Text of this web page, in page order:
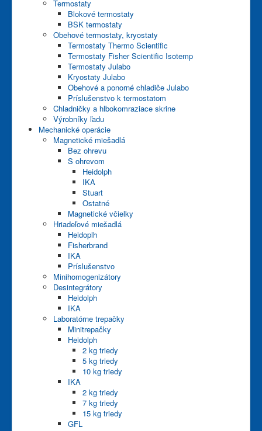
Termostaty
Blokové termostaty
BSK termostaty
Obehové termostaty, kryostaty
Termostaty Thermo Scientific
Termostaty Fisher Scientific Isotemp
Termostaty Julabo
Kryostaty Julabo
Obehové a ponorné chladiče Julabo
Príslušenstvo k termostatom
Chladničky a hlbokomraziace skrine
Výrobníky ľadu
Mechanické operácie
Magnetické miešadlá
Bez ohrevu
S ohrevom
Heidolph
IKA
Stuart
Ostatné
Magnetické včielky
Hriadeľové miešadlá
Heidoplh
Fisherbrand
IKA
Príslušenstvo
Minihomogenizátory
Desintegrátory
Heidolph
IKA
Laboratórne trepačky
Minitrepačky
Heidolph
2 kg triedy
5 kg triedy
10 kg triedy
IKA
2 kg triedy
7 kg triedy
15 kg triedy
GFL